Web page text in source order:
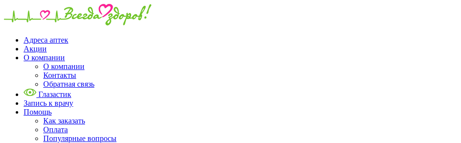
Адреса аптек
Акции
О компании
О компании
Контакты
Обратная связь
Глазастик
Запись к врачу
Помощь
Как заказать
Оплата
Популярные вопросы